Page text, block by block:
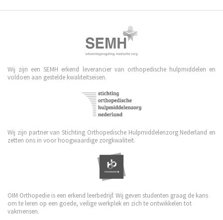
Wij zijn een SEMH erkend leverancier van orthopedische hulpmiddelen en
voldoen aan gestelde kwaliteitseisen.
Wij zijn partner van Stichting Orthopedische Hulpmiddelenzorg Nederland en
zetten ons in voor hoogwaardige zorgkwaliteit.
OIM Orthopedie is een erkend leerbedrijf. Wij geven studenten graag de kans
om te leren op een goede, veilige werkplek en zich te ontwikkelen tot
vakmensen.